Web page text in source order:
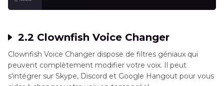
2.2 Clownfish Voice Changer
Clownfish Voice Changer dispose de filtres géniaux qui
peuvent complètement modifier votre voix. Il peut
s'intégrer sur Skype, Discord et Google Hangout pour vous